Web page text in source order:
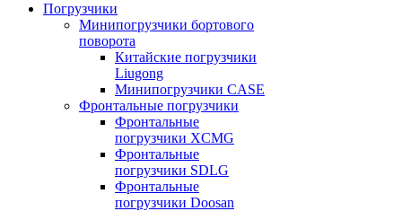
Погрузчики
Минипогрузчики бортового
поворота
Китайские погрузчики
Liugong
Минипогрузчики CASE
Фронтальные погрузчики
Фронтальные
погрузчики XCMG
Фронтальные
погрузчики SDLG
Фронтальные
погрузчики Doosan